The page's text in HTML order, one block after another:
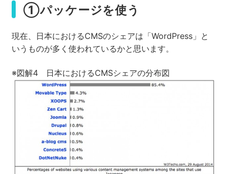
①パッケージを使う
現在、日本におけるCMSのシェアは「WordPress」と
いうものが多く使われているかと思います。
※図解4 日本におけるCMSシェアの分布図